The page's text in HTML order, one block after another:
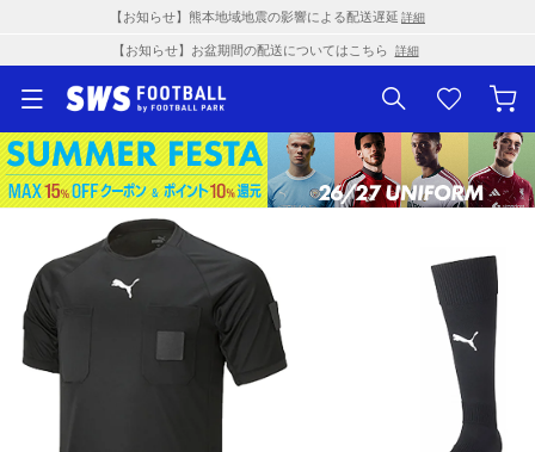
【お知らせ】熊本地域地震の影響による配送遅延 詳細
【お知らせ】お盆期間の配送についてはこちら 詳細